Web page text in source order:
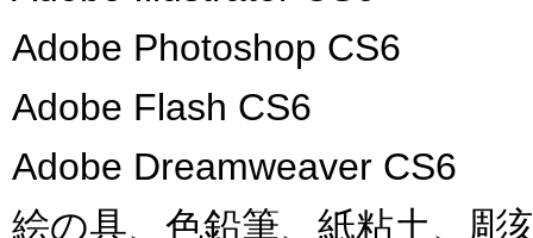
Adobe Photoshop CS6
Adobe Flash CS6
Adobe Dreamweaver CS6
絵の具、色鉛筆、紙粘土、彫